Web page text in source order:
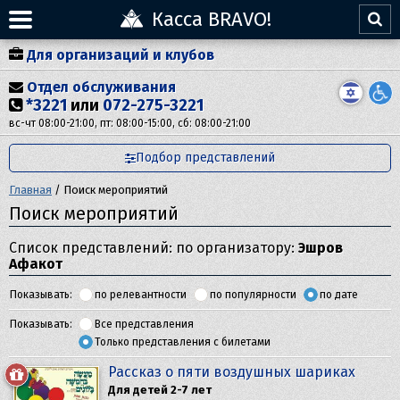
Касса BRAVO!
Для организаций и клубов
Отдел обслуживания
*3221 или 072-275-3221
вс-чт 08:00-21:00, пт: 08:00-15:00, сб: 08:00-21:00
Подбор представлений
Главная / Поиск мероприятий
Поиск мероприятий
Список представлений: по организатору: Эшров
Афакот
Показывать: по релевантности по популярности по дате
Показывать:
Все представления
Только представления с билетами
Рассказ о пяти воздушных шариках
Для детей 2-7 лет